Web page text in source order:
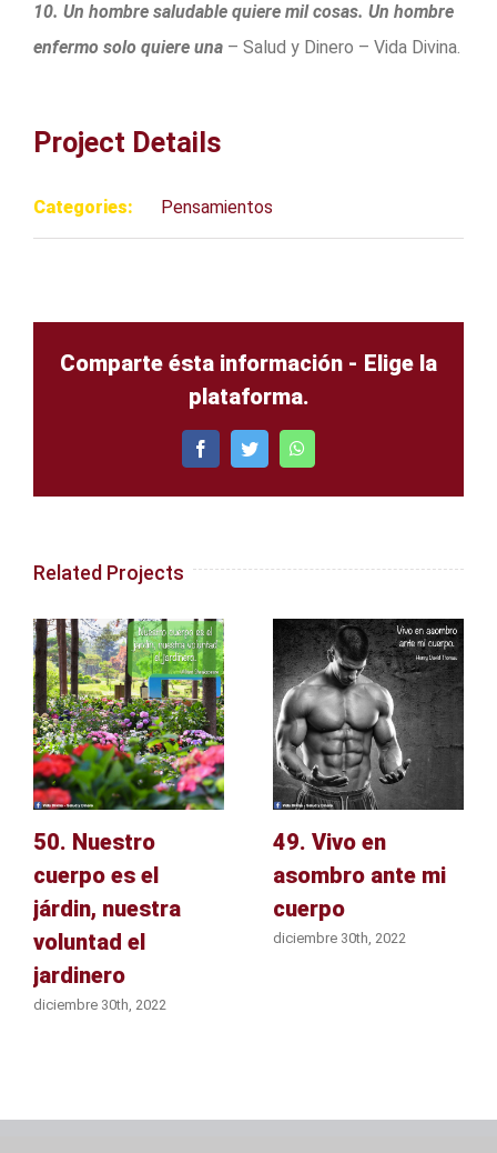
10. Un hombre saludable quiere mil cosas. Un hombre
enfermo solo quiere una – Salud y Dinero – Vida Divina.
Project Details
Categories: Pensamientos
Comparte ésta información - Elige la
plataforma.
FacebookTwitterWhatsApp
Related Projects
50. Nuestro
cuerpo es el
járdin, nuestra
voluntad el
jardinero
diciembre 30th, 2022
49. Vivo en
asombro ante mi
cuerpo
diciembre 30th, 2022